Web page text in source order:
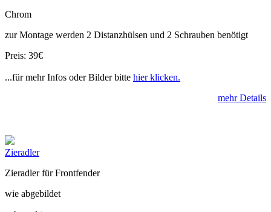
Chrom
zur Montage werden 2 Distanzhülsen und 2 Schrauben benötigt
Preis: 39€
...für mehr Infos oder Bilder bitte hier klicken.
mehr Details
Zieradler
Zieradler für Frontfender
wie abgebildet